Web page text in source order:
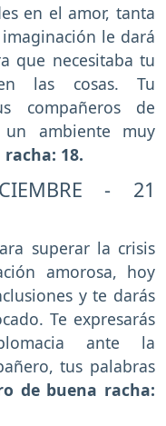
en el amor, tanta
le dará
que necesitaba tu
las cosas. Tu
compañeros de
ambiente muy
18.
- 21
superar la crisis
amorosa, hoy
y te darás
Te expresarás
ante la
tus palabras
de buena racha: